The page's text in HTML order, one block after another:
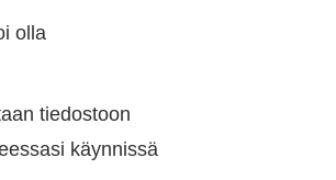
olla
tiedostoon
käynnissä